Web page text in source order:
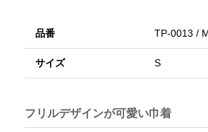
品番 TP-0013 /
サイズ S
フリルデザインが可愛い巾着